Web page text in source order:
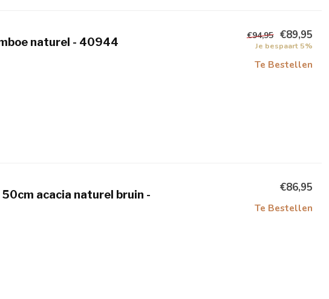
naturel - 40944 €94,95 €89,95
Je bespaart 5%
Te Bestellen
acacia naturel bruin -
€86,95
Te Bestellen